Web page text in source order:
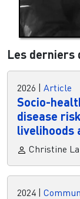
Les derniers
2026 Article
Socio-
disease
livelihoods
Christine
2024